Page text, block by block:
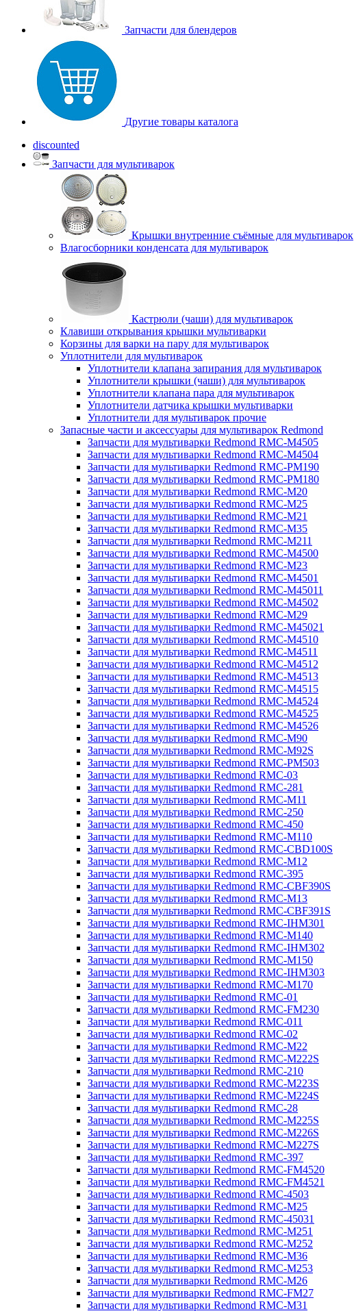
Запчасти для блендеров
Другие товары каталога
discounted
Запчасти для мультиварок
Крышки внутренние съёмные для мультиварок
Влагосборники конденсата для мультиварок
Кастрюли (чаши) для мультиварок
Клавиши открывания крышки мультиварки
Корзины для варки на пару для мультиварок
Уплотнители для мультиварок
Уплотнители клапана запирания для мультиварок
Уплотнители крышки (чаши) для мультиварок
Уплотнители клапана пара для мультиварок
Уплотнители датчика крышки мультиварки
Уплотнители для мультиварок прочие
Запасные части и аксессуары для мультиварок Redmond
Запчасти для мультиварки Redmond RMC-M4505
Запчасти для мультиварки Redmond RMC-M4504
Запчасти для мультиварки Redmond RMC-PM190
Запчасти для мультиварки Redmond RMC-PM180
Запчасти для мультиварки Redmond RMC-M20
Запчасти для мультиварки Redmond RMC-M25
Запчасти для мультиварки Redmond RMC-M21
Запчасти для мультиварки Redmond RMC-M35
Запчасти для мультиварки Redmond RMC-M211
Запчасти для мультиварки Redmond RMC-M4500
Запчасти для мультиварки Redmond RMC-M23
Запчасти для мультиварки Redmond RMC-M4501
Запчасти для мультиварки Redmond RMC-M45011
Запчасти для мультиварки Redmond RMC-M4502
Запчасти для мультиварки Redmond RMC-M29
Запчасти для мультиварки Redmond RMC-M45021
Запчасти для мультиварки Redmond RMC-M4510
Запчасти для мультиварки Redmond RMC-M4511
Запчасти для мультиварки Redmond RMC-M4512
Запчасти для мультиварки Redmond RMC-M4513
Запчасти для мультиварки Redmond RMC-M4515
Запчасти для мультиварки Redmond RMC-M4524
Запчасти для мультиварки Redmond RMC-M4525
Запчасти для мультиварки Redmond RMC-M4526
Запчасти для мультиварки Redmond RMC-M90
Запчасти для мультиварки Redmond RMC-M92S
Запчасти для мультиварки Redmond RMC-PM503
Запчасти для мультиварки Redmond RMC-03
Запчасти для мультиварки Redmond RMC-281
Запчасти для мультиварки Redmond RMC-M11
Запчасти для мультиварки Redmond RMC-250
Запчасти для мультиварки Redmond RMC-450
Запчасти для мультиварки Redmond RMC-M110
Запчасти для мультиварки Redmond RMC-CBD100S
Запчасти для мультиварки Redmond RMC-M12
Запчасти для мультиварки Redmond RMC-395
Запчасти для мультиварки Redmond RMC-CBF390S
Запчасти для мультиварки Redmond RMC-M13
Запчасти для мультиварки Redmond RMC-CBF391S
Запчасти для мультиварки Redmond RMC-IHM301
Запчасти для мультиварки Redmond RMC-M140
Запчасти для мультиварки Redmond RMC-IHM302
Запчасти для мультиварки Redmond RMC-M150
Запчасти для мультиварки Redmond RMC-IHM303
Запчасти для мультиварки Redmond RMC-M170
Запчасти для мультиварки Redmond RMC-01
Запчасти для мультиварки Redmond RMC-FM230
Запчасти для мультиварки Redmond RMC-011
Запчасти для мультиварки Redmond RMC-02
Запчасти для мультиварки Redmond RMC-M22
Запчасти для мультиварки Redmond RMC-M222S
Запчасти для мультиварки Redmond RMC-210
Запчасти для мультиварки Redmond RMC-M223S
Запчасти для мультиварки Redmond RMC-M224S
Запчасти для мультиварки Redmond RMC-28
Запчасти для мультиварки Redmond RMC-M225S
Запчасти для мультиварки Redmond RMC-M226S
Запчасти для мультиварки Redmond RMC-M227S
Запчасти для мультиварки Redmond RMC-397
Запчасти для мультиварки Redmond RMC-FM4520
Запчасти для мультиварки Redmond RMC-FM4521
Запчасти для мультиварки Redmond RMC-4503
Запчасти для мультиварки Redmond RMC-M25
Запчасти для мультиварки Redmond RMC-45031
Запчасти для мультиварки Redmond RMC-M251
Запчасти для мультиварки Redmond RMC-M252
Запчасти для мультиварки Redmond RMC-M36
Запчасти для мультиварки Redmond RMC-M253
Запчасти для мультиварки Redmond RMC-M26
Запчасти для мультиварки Redmond RMC-FM27
Запчасти для мультиварки Redmond RMC-M31